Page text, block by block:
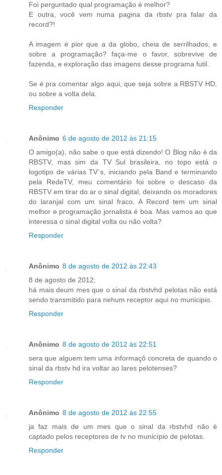
Foi perguntado qual programação é melhor?
E outra, você vem numa pagina da rbstv pra falar da
record?!
A imagem é pior que a da globo, cheia de serrilhados, e
sobre a programação? faça-me o favor, sobrevive de
fazenda, e exploração das imagens desse programa futil.
Se é pra comentar algo aqui, que seja sobre a RBSTV HD,
ou sobre a volta dela.
Responder
Anônimo 6 de agosto de 2012 às 21:15
O amigo(a), não sabe o que está dizendo! O Blog não é da
RBSTV, mas sim da TV Sul brasileira, no topo está o
logotipo de várias TV´s, iniciando pela Band e terminando
pela RedeTV, meu comentário foi sobre o descaso da
RBSTV em tirar do ar o sinal digital, deixando os moradores
do laranjal com um sinal fraco. A Record tem um sinal
melhor e programação jornalista é boa. Mas vamos ao que
interessa o sinal digital volta ou não volta?
Responder
Anônimo 8 de agosto de 2012 às 22:43
8 de agosto de 2012;
há mais deum mes que o sinal da rbstvhd pelotas não está
sendo transmitido para nehum receptor aqui no municipio.
Responder
Anônimo 8 de agosto de 2012 às 22:51
sera que alguem tem uma informaçõ concreta de quando o
sinal da rbstv hd ira voltar ao lares pelotenses?
Responder
Anônimo 8 de agosto de 2012 às 22:55
ja faz mais de um mes que o sinal da rbstvhd não é
captado pelos receptores de tv no município de pelotas.
Responder